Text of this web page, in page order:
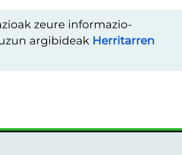
zeure informazio-
argibideak Herritarren